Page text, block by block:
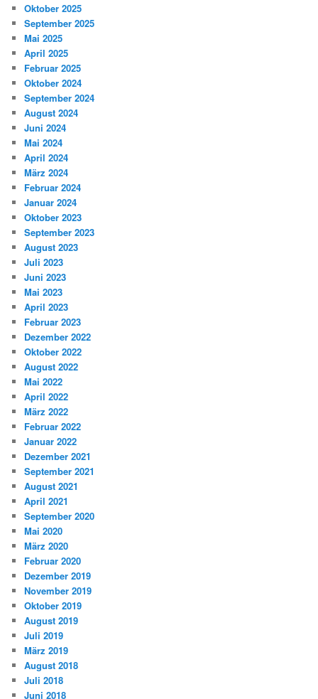
Oktober 2025
September 2025
Mai 2025
April 2025
Februar 2025
Oktober 2024
September 2024
August 2024
Juni 2024
Mai 2024
April 2024
März 2024
Februar 2024
Januar 2024
Oktober 2023
September 2023
August 2023
Juli 2023
Juni 2023
Mai 2023
April 2023
Februar 2023
Dezember 2022
Oktober 2022
August 2022
Mai 2022
April 2022
März 2022
Februar 2022
Januar 2022
Dezember 2021
September 2021
August 2021
April 2021
September 2020
Mai 2020
März 2020
Februar 2020
Dezember 2019
November 2019
Oktober 2019
August 2019
Juli 2019
März 2019
August 2018
Juli 2018
Juni 2018